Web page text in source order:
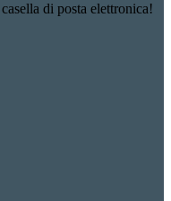
di posta elettronica!